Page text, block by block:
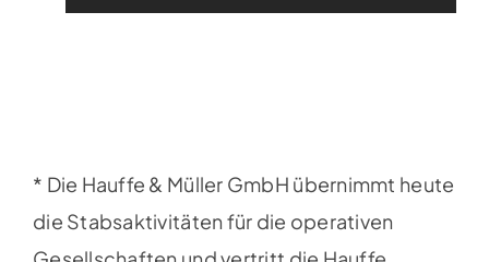
* Die Hauffe & Müller GmbH übernimmt heute
die Stabsaktivitäten für die operativen